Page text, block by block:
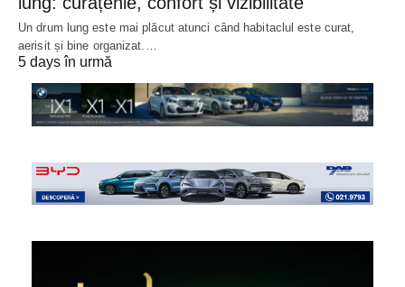
Un drum lung este mai plăcut atunci când habitaclul este curat,
aerisit și bine organizat.…
5 days în urmă